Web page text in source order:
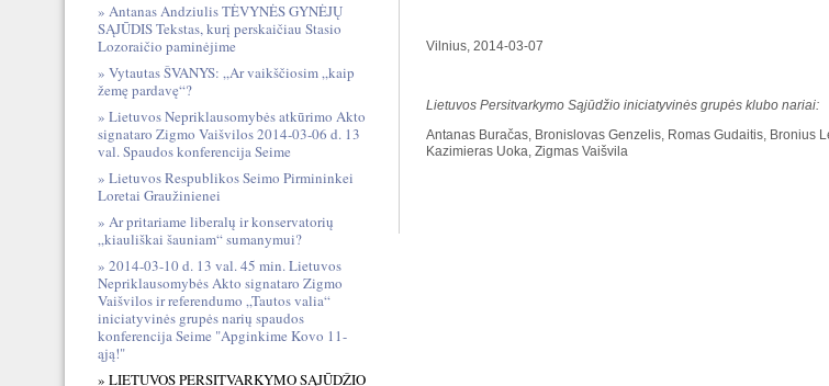
Vilnius, 2014-03-07
Lietuvos Persitvarkymo Sąjūdžio iniciatyvinės grupės klubo nariai:
Antanas Buračas, Bronislovas Genzelis, Romas Gudaitis, Bronius
Kazimieras Uoka, Zigmas Vaišvila
Antanas Andziulis TĖVYNĖS GYNĖJŲ
SĄJŪDIS Tekstas, kurį perskaičiau Stasio
Lozoraičio paminėjime
Vytautas ŠVANYS: „Ar vaikščiosim „kaip
žemę pardavę“?
Lietuvos Nepriklausomybės atkūrimo Akto
signataro Zigmo Vaišvilos 2014-03-06 d. 13
val. Spaudos konferencija Seime
Lietuvos Respublikos Seimo Pirmininkei
Loretai Graužinienei
Ar pritariame liberalų ir konservatorių
„kiauliškai šauniam“ sumanymui?
2014-03-10 d. 13 val. 45 min. Lietuvos
Nepriklausomybės Akto signataro Zigmo
Vaišvilos ir referendumo „Tautos valia“
iniciatyvinės grupės narių spaudos
konferencija Seime "Apginkime Kovo 11-
ąją!"
LIETUVOS PERSITVARKYMO SĄJŪDŽIO